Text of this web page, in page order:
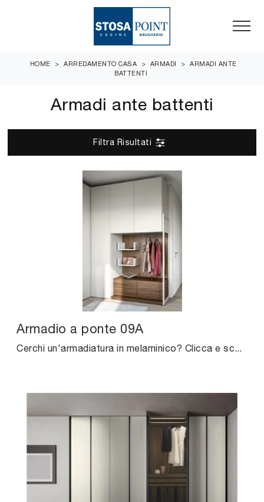
HOME > ARREDAMENTO CASA > ARMADI >
ARMADI ANTE
BATTENTI
Armadi ante battenti
Filtra Risultati
Armadio a ponte 09A
Cerchi un'armadiatura in melaminico? Clicca e scopri armadi a ponte con ante battenti di Cinquanta3.